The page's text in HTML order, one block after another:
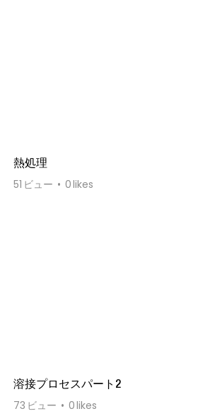
熱処理
51 ビュー 0likes
溶接プロセスパート2
73 ビュー 0likes